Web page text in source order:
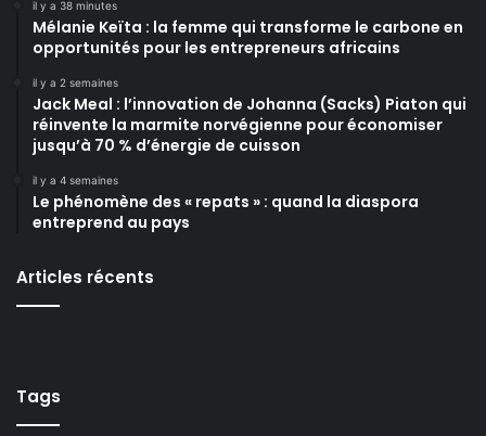
il y a 38 minutes
Mélanie Keïta : la femme qui transforme le carbone en
opportunités pour les entrepreneurs africains
il y a 2 semaines
Jack Meal : l’innovation de Johanna (Sacks) Piaton qui
réinvente la marmite norvégienne pour économiser
jusqu’à 70 % d’énergie de cuisson
il y a 4 semaines
Le phénomène des « repats » : quand la diaspora
entreprend au pays
Articles récents
Tags